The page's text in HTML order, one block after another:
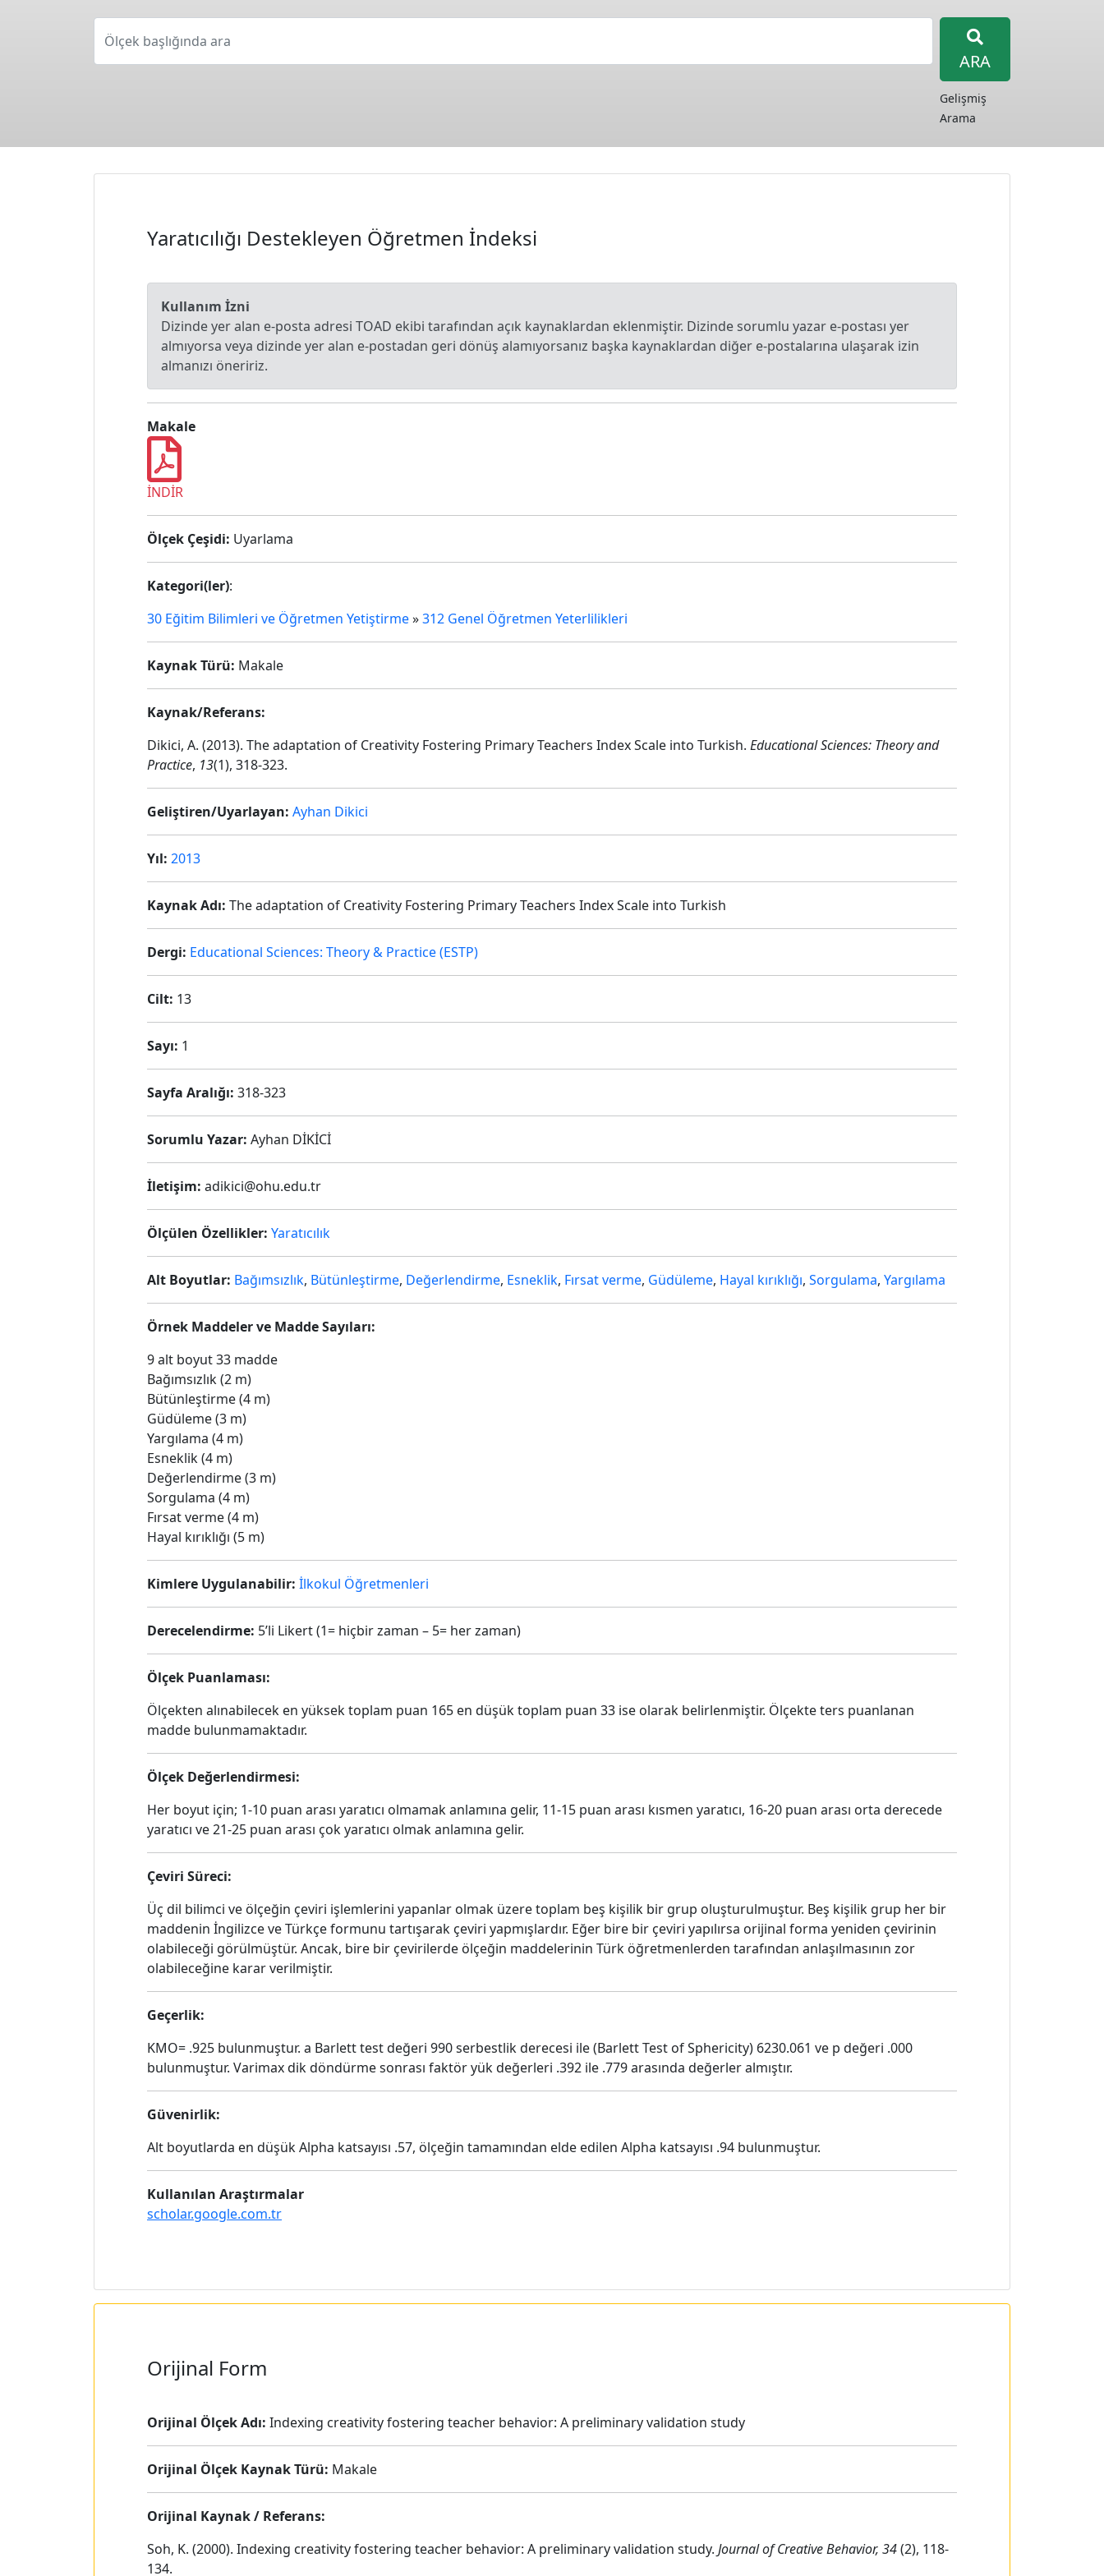
Ölçek başlığında ara
ARA
Gelişmiş
Arama
Yaratıcılığı Destekleyen Öğretmen İndeksi
Kullanım İzni
Dizinde yer alan e-posta adresi TOAD ekibi tarafından açık kaynaklardan eklenmiştir. Dizinde sorumlu yazar e-postası yer
almıyorsa veya dizinde yer alan e-postadan geri dönüş alamıyorsanız başka kaynaklardan diğer e-postalarına ulaşarak izin
almanızı öneririz.
Makale
İNDİR
Ölçek Çeşidi: Uyarlama
Kategori(ler):
30 Eğitim Bilimleri ve Öğretmen Yetiştirme»312 Genel Öğretmen Yeterlilikleri
Kaynak Türü: Makale
Kaynak/Referans:
Dikici, A. (2013). The adaptation of Creativity Fostering Primary Teachers Index Scale into Turkish. Educational Sciences: Theory and
Practice, 13(1), 318-323.
Geliştiren/Uyarlayan: Ayhan Dikici
Yıl: 2013
Kaynak Adı: The adaptation of Creativity Fostering Primary Teachers Index Scale into Turkish
Dergi: Educational Sciences: Theory & Practice (ESTP)
Cilt: 13
Sayı: 1
Sayfa Aralığı: 318-323
Sorumlu Yazar: Ayhan DİKİCİ
İletişim: adikici@ohu.edu.tr
Ölçülen Özellikler: Yaratıcılık
Alt Boyutlar: Bağımsızlık, Bütünleştirme, Değerlendirme, Esneklik, Fırsat verme, Güdüleme, Hayal kırıklığı, Sorgulama, Yargılama
Örnek Maddeler ve Madde Sayıları:
9 alt boyut 33 madde
Bağımsızlık (2 m)
Bütünleştirme (4 m)
Güdüleme (3 m)
Yargılama (4 m)
Esneklik (4 m)
Değerlendirme (3 m)
Sorgulama (4 m)
Fırsat verme (4 m)
Hayal kırıklığı (5 m)
Kimlere Uygulanabilir: İlkokul Öğretmenleri
Derecelendirme: 5’li Likert (1= hiçbir zaman – 5= her zaman)
Ölçek Puanlaması:
Ölçekten alınabilecek en yüksek toplam puan 165 en düşük toplam puan 33 ise olarak belirlenmiştir. Ölçekte ters puanlanan
madde bulunmamaktadır.
Ölçek Değerlendirmesi:
Her boyut için; 1-10 puan arası yaratıcı olmamak anlamına gelir, 11-15 puan arası kısmen yaratıcı, 16-20 puan arası orta derecede
yaratıcı ve 21-25 puan arası çok yaratıcı olmak anlamına gelir.
Çeviri Süreci:
Üç dil bilimci ve ölçeğin çeviri işlemlerini yapanlar olmak üzere toplam beş kişilik bir grup oluşturulmuştur. Beş kişilik grup her bir
maddenin İngilizce ve Türkçe formunu tartışarak çeviri yapmışlardır. Eğer bire bir çeviri yapılırsa orijinal forma yeniden çevirinin
olabileceği görülmüştür. Ancak, bire bir çevirilerde ölçeğin maddelerinin Türk öğretmenlerden tarafından anlaşılmasının zor
olabileceğine karar verilmiştir.
Geçerlik:
KMO= .925 bulunmuştur. a Barlett test değeri 990 serbestlik derecesi ile (Barlett Test of Sphericity) 6230.061 ve p değeri .000
bulunmuştur. Varimax dik döndürme sonrası faktör yük değerleri .392 ile .779 arasında değerler almıştır.
Güvenirlik:
Alt boyutlarda en düşük Alpha katsayısı .57, ölçeğin tamamından elde edilen Alpha katsayısı .94 bulunmuştur.
Kullanılan Araştırmalar
scholar.google.com.tr
Orijinal Form
Orijinal Ölçek Adı: Indexing creativity fostering teacher behavior: A preliminary validation study
Orijinal Ölçek Kaynak Türü: Makale
Orijinal Kaynak / Referans:
Soh, K. (2000). Indexing creativity fostering teacher behavior: A preliminary validation study. Journal of Creative Behavior, 34(2), 118-
134.